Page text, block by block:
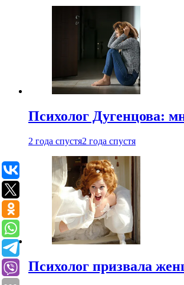
Психолог Дугенцова:
2 года спустя2 года спустя
Психолог призвала